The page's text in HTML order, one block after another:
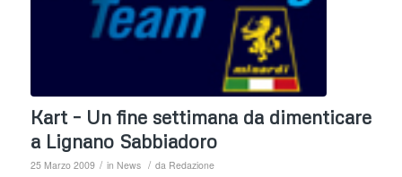
Kart – Un fine settimana da dimenticare
a Lignano Sabbiadoro
25 Marzo 2009 / in News / da Redazione